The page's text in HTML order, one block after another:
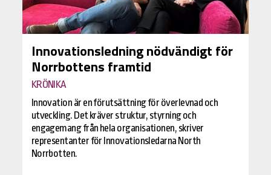
Innovationsledning nödvändigt för
Norrbottens framtid
KRÖNIKA
Innovation är en förutsättning för överlevnad och
utveckling. Det kräver struktur, styrning och
engagemang från hela organisationen, skriver
representanter för Innovationsledarna North
Norrbotten.